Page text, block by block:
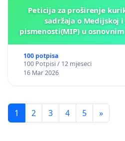
Peticija za proširenje
sadržaja o Medijskoj
pismenosti(MIP) u
100 potpisa
100 Potpisi / 12 mjeseci
16 Mar 2026
1 2 3 4 5 »